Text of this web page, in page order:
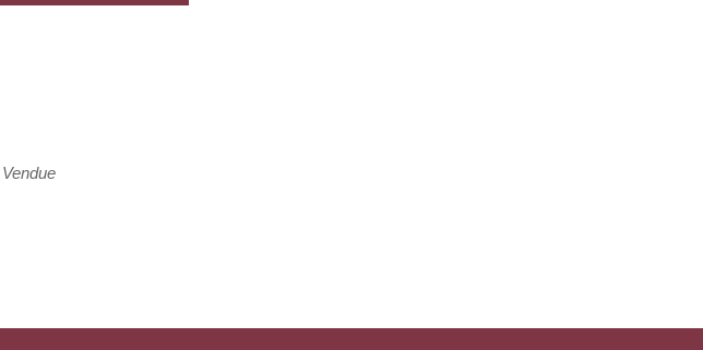
Vendue